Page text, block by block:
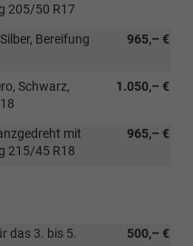
205/50 R17
965,– €
Bereifung
1.050,– €
Schwarz,
965,– €
mit
215/45 R18
500,– €
das 3. bis 5.